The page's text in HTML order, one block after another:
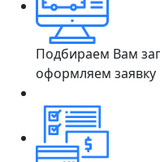
Подбираем Вам
оформляем заявку